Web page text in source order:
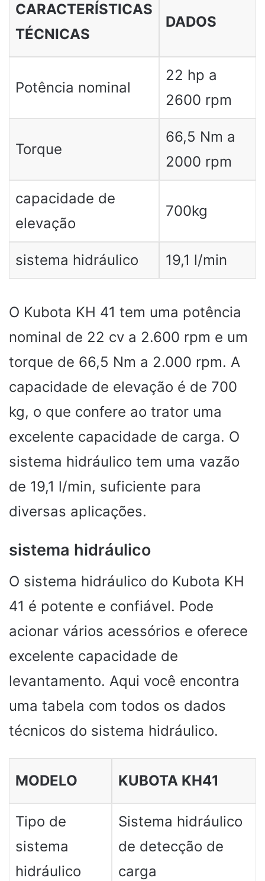
CARACTERÍSTICAS
TÉCNICAS
DADOS
Potência nominal
22 hp a
2600 rpm
Torque
66,5 Nm a
2000 rpm
capacidade de
elevação
700kg
sistema hidráulico 19,1 l/min
O Kubota KH 41 tem uma potência
nominal de 22 cv a 2.600 rpm e um
torque de 66,5 Nm a 2.000 rpm. A
capacidade de elevação é de 700
kg, o que confere ao trator uma
excelente capacidade de carga. O
sistema hidráulico tem uma vazão
de 19,1 l/min, suficiente para
diversas aplicações.
sistema hidráulico
O sistema hidráulico do Kubota KH
41 é potente e confiável. Pode
acionar vários acessórios e oferece
excelente capacidade de
levantamento. Aqui você encontra
uma tabela com todos os dados
técnicos do sistema hidráulico.
MODELO KUBOTA KH41
Tipo de
sistema
hidráulico
Sistema hidráulico
de detecção de
carga